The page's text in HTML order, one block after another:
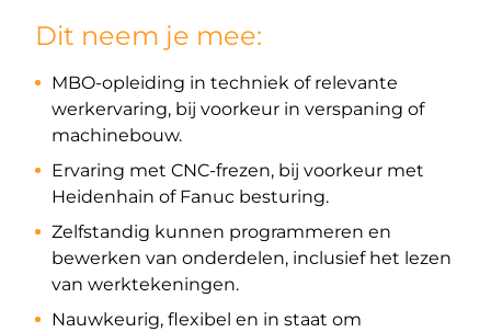
Dit neem je mee:
MBO-opleiding in techniek of relevante
werkervaring, bij voorkeur in verspaning of
machinebouw.
Ervaring met CNC-frezen, bij voorkeur met
Heidenhain of Fanuc besturing.
Zelfstandig kunnen programmeren en
bewerken van onderdelen, inclusief het lezen
van werktekeningen.
Nauwkeurig, flexibel en in staat om